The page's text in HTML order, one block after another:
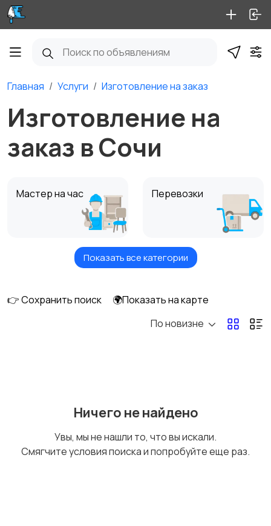
Главная Услуги Изготовление на заказ
Изготовление на
заказ в Сочи
Мастер на час Перевозки
Уборка
Изготовление на
Показать все категории
👉 Сохранить поиск
🌍Показать на карте
По новизне
Ничего не найдено
Увы, мы не нашли то, что вы искали.
Смягчите условия поиска и попробуйте еще раз.